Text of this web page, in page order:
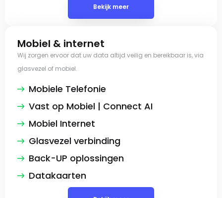
Bekijk meer
Mobiel & internet
Wij zorgen ervoor dat uw data altijd veilig en bereikbaar is, via
glasvezel of mobiel.
Mobiele Telefonie
Vast op Mobiel | Connect AI
Mobiel Internet
Glasvezel verbinding
Back-UP oplossingen
Datakaarten